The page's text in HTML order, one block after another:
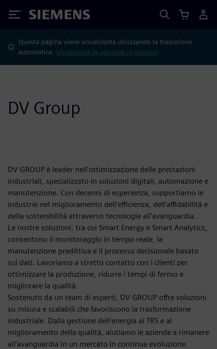
Siemens
Questa pagina viene visualizzata utilizzando la traduzione
automatica.Visualizzare la versione in inglese?
DV Group
DV GROUP è leader nell'ottimizzazione delle prestazioni
industriali, specializzato in soluzioni digitali, automazione e
manutenzione. Con decenni di esperienza, supportiamo le
industrie nel miglioramento dell'efficienza, dell'affidabilità e
della sostenibilità attraverso tecnologie all'avanguardia.
Le nostre soluzioni, tra cui Smart Energy e Smart Analytics,
consentono il monitoraggio in tempo reale, la
manutenzione predittiva e il processo decisionale basato
sui dati. Lavoriamo a stretto contatto con i clienti per
ottimizzare la produzione, ridurre i tempi di fermo e
migliorare la qualità.
Sostenuto da un team di esperti, DV GROUP offre soluzioni
su misura e scalabili che favoriscono la trasformazione
industriale. Dalla gestione dell'energia al TRS e al
miglioramento della qualità, aiutiamo le aziende a rimanere
all'avanguardia in un mercato in continua evoluzione.